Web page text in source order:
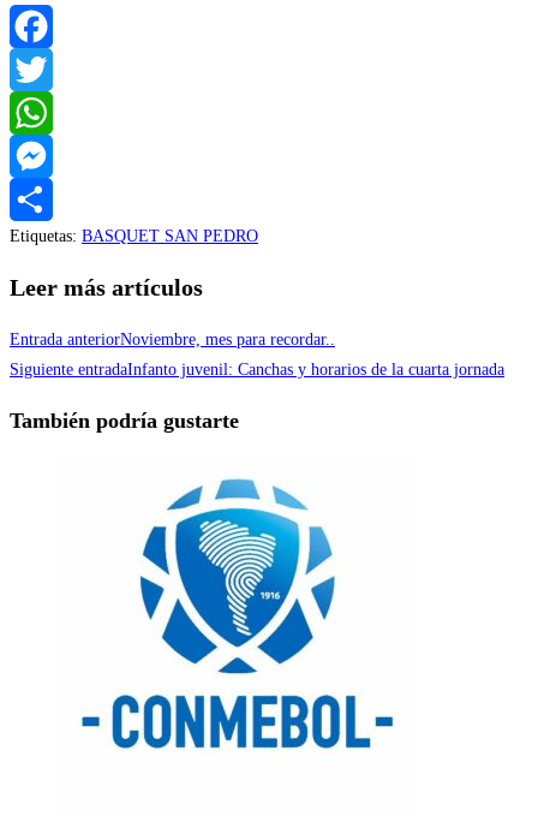
Facebook
Twitter
WhatsApp
Messenger
Compartir
Etiquetas: BASQUET SAN PEDRO
Leer más artículos
Entrada anteriorNoviembre, mes para recordar..
Siguiente entradaInfanto juvenil: Canchas y horarios de la cuarta jornada
También podría gustarte